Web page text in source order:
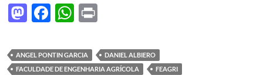
M
to
d
F
e
b
W
at
s
nt
ANGEL PONTIN GARCIA
DANIEL ALBIERO
FACULDADE DE ENGENHARIA AGRÍCOLA
FEAGRI